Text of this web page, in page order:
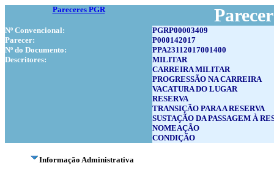
Pareceres PGR
Nº Convencional:
PGRP00003409
Parecer:
P000142017
Nº do Documento:
PPA23112017001400
Descritores:
MILITAR
CARREIRA MILITAR
PROGRESSÃO NA CARREIRA
VACATURA DO LUGAR
RESERVA
TRANSIÇÃO PARA A RESERVA
SUSTAÇÃO DA PASSAGEM À
NOMEAÇÃO
CONDIÇÃO
Informação Administrativa